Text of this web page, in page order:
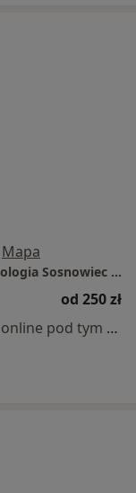
Mapa
Centrum Medyczne LUX MED Stomatologia Sosnowiec - Wojska Polskiego 12
od 250 zł
Specjalista nie oferuje umawiania online pod tym adresem.